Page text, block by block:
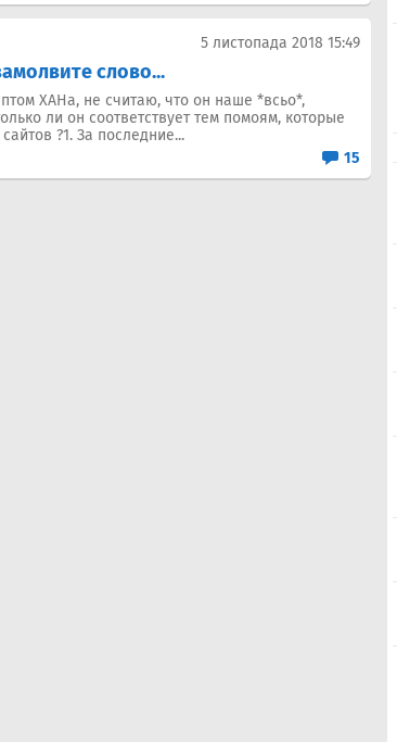
5 листопада 2018 15:49
слово...
ХАНа, не считаю, что он наше *всьо*,
ли он соответствует тем помоям, которые
?1. За последние...
15